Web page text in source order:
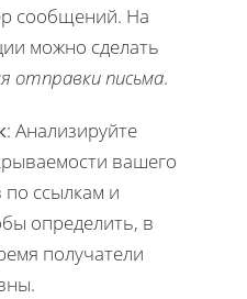
сообщений. На
можно сделать
отправки письма.
: Анализируйте
вашего
по ссылкам и
определить, в
получатели